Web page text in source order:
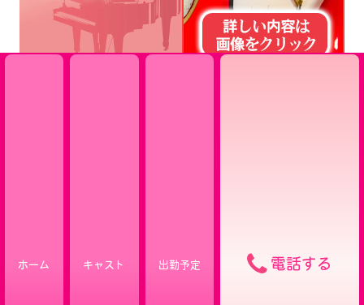
ホーム キャスト 出勤予定 電話する